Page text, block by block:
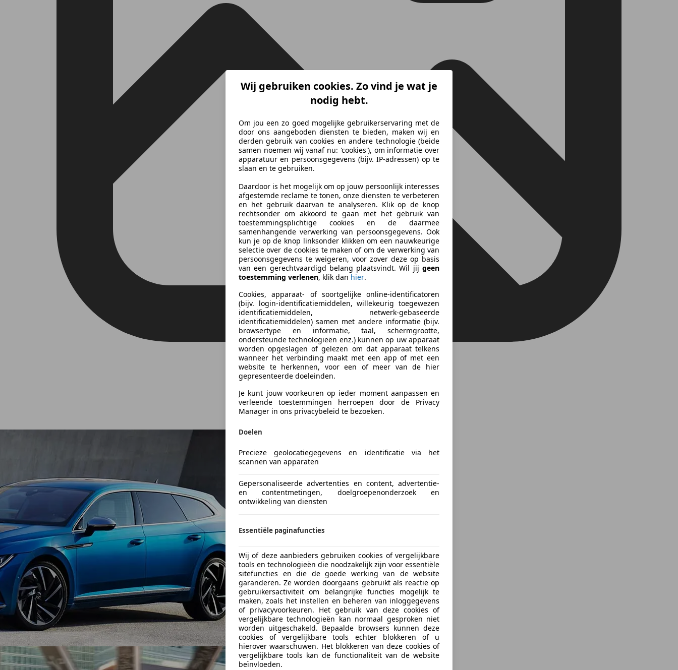
Wij gebruiken cookies. Zo vind je wat je
nodig hebt.
Om jou een zo goed mogelijke gebruikerservaring met de
door ons aangeboden diensten te bieden, maken wij en
derden gebruik van cookies en andere technologie (beide
samen noemen wij vanaf nu: 'cookies'), om informatie over
apparatuur en persoonsgegevens (bijv. IP-adressen) op te
slaan en te gebruiken.
Daardoor is het mogelijk om op jouw persoonlijk interesses
afgestemde reclame te tonen, onze diensten te verbeteren
en het gebruik daarvan te analyseren. Klik op de knop
rechtsonder om akkoord te gaan met het gebruik van
toestemmingsplichtige cookies en de daarmee
samenhangende verwerking van persoonsgegevens. Ook
kun je op de knop linksonder klikken om een nauwkeurige
selectie over de cookies te maken of om de verwerking van
persoonsgegevens te weigeren, voor zover deze op basis
van een gerechtvaardigd belang plaatsvindt. Wil jij geen
toestemming verlenen, klik dan hier.
Cookies, apparaat- of soortgelijke online-identificatoren
(bijv. login-identificatiemiddelen, willekeurig toegewezen
identificatiemiddelen, netwerk-gebaseerde
identificatiemiddelen) samen met andere informatie (bijv.
browsertype en informatie, taal, schermgrootte,
ondersteunde technologieën enz.) kunnen op uw apparaat
worden opgeslagen of gelezen om dat apparaat telkens
wanneer het verbinding maakt met een app of met een
website te herkennen, voor een of meer van de hier
gepresenteerde doeleinden.
Je kunt jouw voorkeuren op ieder moment aanpassen en
verleende toestemmingen herroepen door de Privacy
Manager in ons privacybeleid te bezoeken.
Doelen
Precieze geolocatiegegevens en identificatie via het
scannen van apparaten
Gepersonaliseerde advertenties en content, advertentie-
en contentmetingen, doelgroepenonderzoek en
ontwikkeling van diensten
Essentiële paginafuncties
Wij of deze aanbieders gebruiken cookies of vergelijkbare
tools en technologieën die noodzakelijk zijn voor essentiële
sitefuncties en die de goede werking van de website
garanderen. Ze worden doorgaans gebruikt als reactie op
gebruikersactiviteit om belangrijke functies mogelijk te
maken, zoals het instellen en beheren van inloggegevens
of privacyvoorkeuren. Het gebruik van deze cookies of
vergelijkbare technologieën kan normaal gesproken niet
worden uitgeschakeld. Bepaalde browsers kunnen deze
cookies of vergelijkbare tools echter blokkeren of u
hierover waarschuwen. Het blokkeren van deze cookies of
vergelijkbare tools kan de functionaliteit van de website
beïnvloeden.